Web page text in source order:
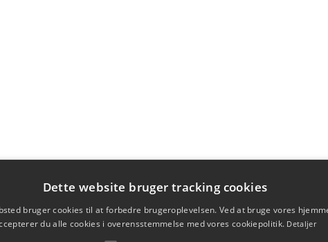
Dette website bruger tracking cookies
bruger cookies til at forbedre brugeroplevelsen. Ved at bruge vores
du alle cookies i overensstemmelse med vores cookiepolitik. Detaljer